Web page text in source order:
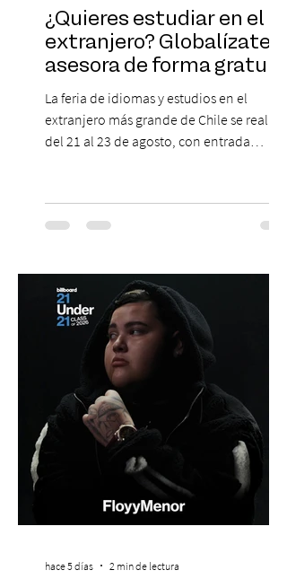
¿Quieres estudiar en el
extranjero? Globalízate te
asesora de forma gratuita
La feria de idiomas y estudios en el
extranjero más grande de Chile se realizará
del 21 al 23 de agosto, con entrada
escenario en que los idiomas mantienen
un papel relevante para acceder a
desenvolverse en contextos
internacionales, los resultados más
recientes muestran que Chile todavía
enfrenta importantes desafíos en su
aprendizaje. Según el estudio global EF
hace 5 días 2 min de lectura